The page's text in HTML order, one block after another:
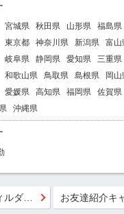
宮城県 秋田県 山形県 福島県
東京都 神奈川県 新潟県 富山
岐阜県 静岡県 愛知県 三重県
和歌山県 鳥取県 島根県 岡山
愛媛県 高知県 福岡県 佐賀県
沖縄県
お友達紹介キ